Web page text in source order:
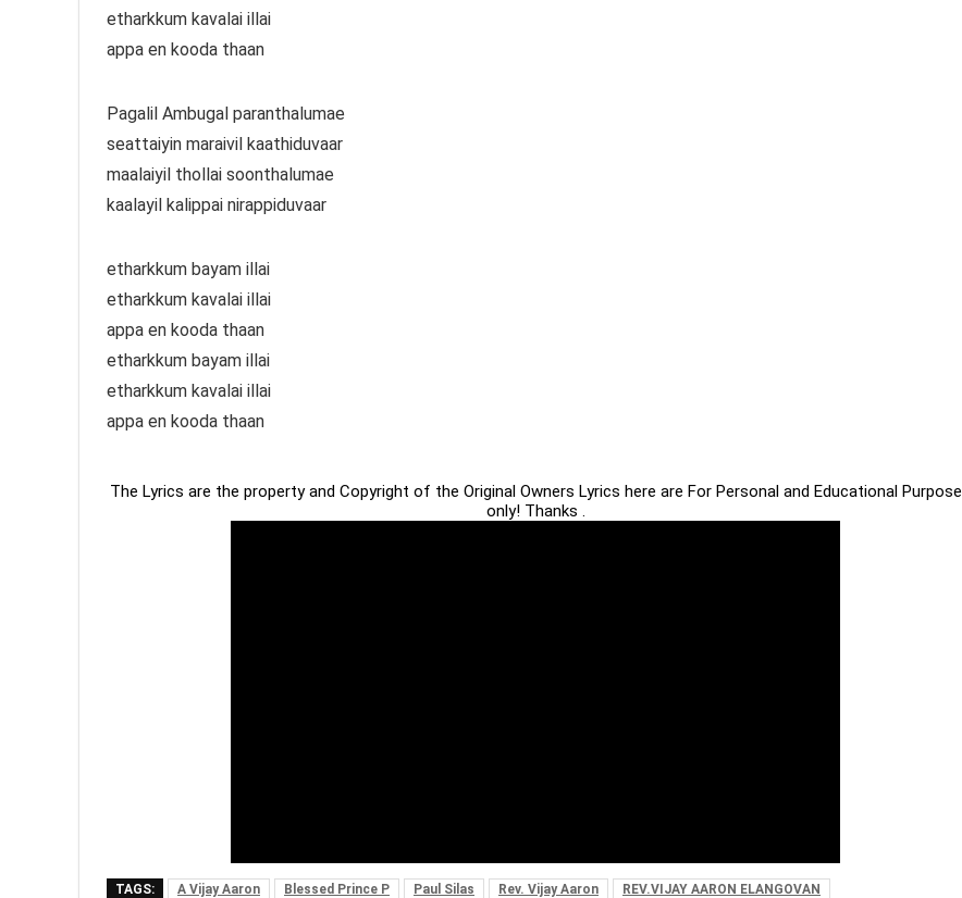
etharkkum kavalai illai
appa en kooda thaan
Pagalil Ambugal paranthalumae
seattaiyin maraivil kaathiduvaar
maalaiyil thollai soonthalumae
kaalayil kalippai nirappiduvaar
etharkkum bayam illai
etharkkum kavalai illai
appa en kooda thaan
etharkkum bayam illai
etharkkum kavalai illai
appa en kooda thaan
The Lyrics are the property and Copyright of the Original Owners Lyrics here are For Personal and Educational Purpose
only! Thanks .
TAGS: A Vijay Aaron Blessed Prince P Paul Silas Rev. Vijay Aaron REV.VIJAY AARON ELANGOVAN